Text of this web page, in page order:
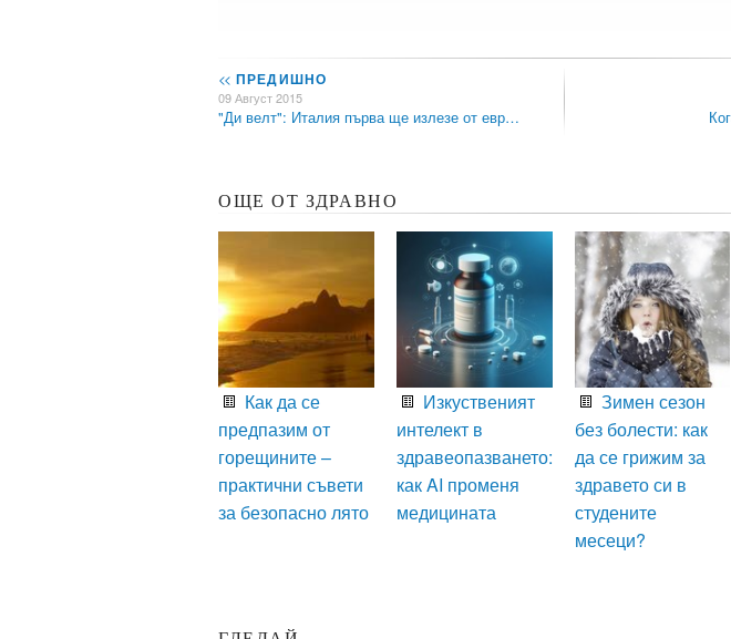
<< ПРЕДИШНО
09 Август 2015
"Ди велт": Италия първа ще излезе от евр…
ОЩЕ ОТ ЗДРАВНО
Как да се
предпазим от
горещините –
практични съвети
за безопасно лято
Изкуственият
интелект в
здравеопазването:
как AI променя
медицината
Зимен сезон
без болести: как
да се грижим за
здравето си в
студените
месеци?